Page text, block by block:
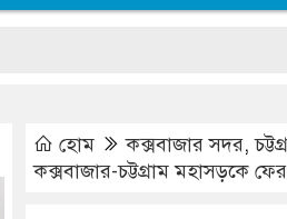
হোম কক্সবাজার সদর,
কক্সবাজার-চট্টগ্রাম মহাসড়কে